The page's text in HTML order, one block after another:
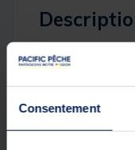
Consentement
Description
Tubes. Une